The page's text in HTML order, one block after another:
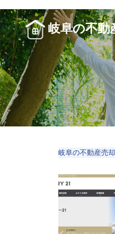
岐阜の不動
岐阜の不動産売